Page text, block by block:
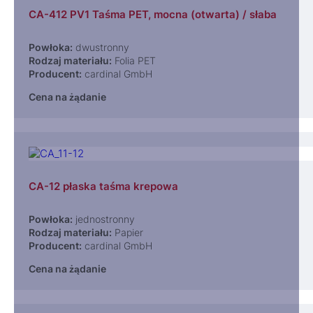
CA-412 PV1 Taśma PET, mocna (otwarta) / słaba
Powłoka: dwustronny
Rodzaj materiału: Folia PET
Producent: cardinal GmbH
Cena na żądanie
CA-12 płaska taśma krepowa
Powłoka: jednostronny
Rodzaj materiału: Papier
Producent: cardinal GmbH
Cena na żądanie